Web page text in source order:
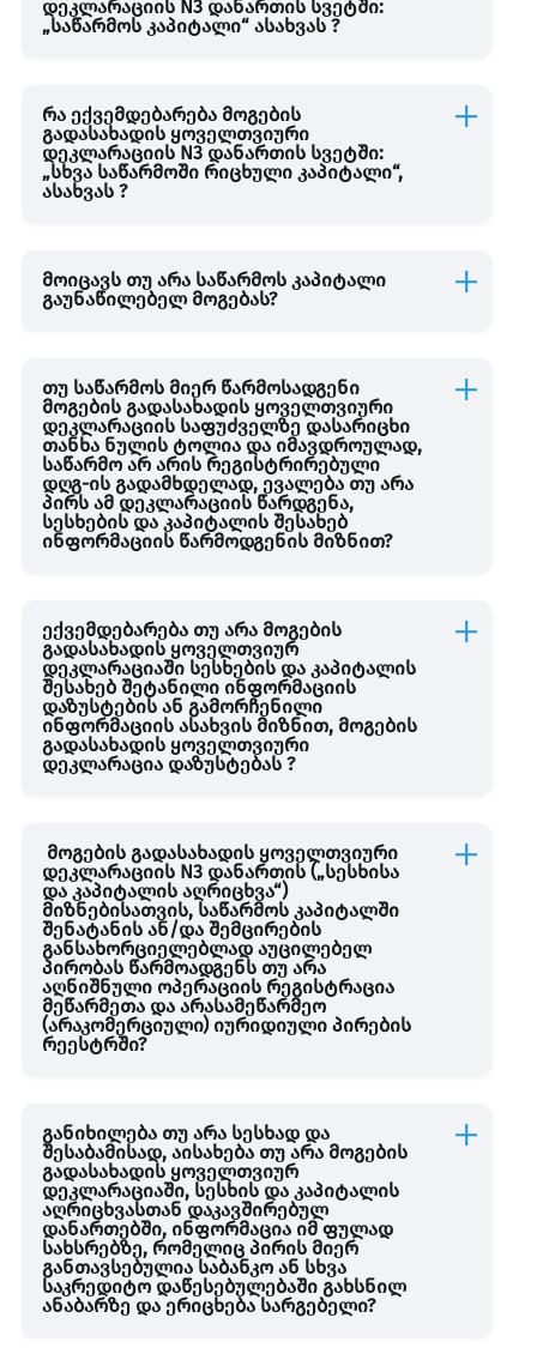
სავარაუდო დარიცხვა
ორგანიზაციაში დაქირავებით მუშაობა
შემოსავლის დაბეგვრა გადახდის წყაროსთან
სესხის და კაპიტალის აღრიცხვა
სუბიექტების
საგადასახადო ანგარიშ-ფაქტურa
დეკლარაციის N3 დანართის სვეტში:
„საწარმოს კაპიტალი“ ასახვას ?
რა ექვემდებარება მოგების
გადასახადის ყოველთვიური
დეკლარაციის N3 დანართის სვეტში:
„სხვა საწარმოში რიცხული კაპიტალი“,
ასახვას ?
მოიცავს თუ არა საწარმოს კაპიტალი
გაუნაწილებელ მოგებას?
თუ საწარმოს მიერ წარმოსადგენი
მოგების გადასახადის ყოველთვიური
დეკლარაციის საფუძველზე დასარიცხი
თანხა ნულის ტოლია და იმავდროულად,
საწარმო არ არის რეგისტრირებული
დღგ-ის გადამხდელად, ევალება თუ არა
პირს ამ დეკლარაციის წარდგენა,
სესხების და კაპიტალის შესახებ
ინფორმაციის წარმოდგენის მიზნით?
ექვემდებარება თუ არა მოგების
გადასახადის ყოველთვიურ
დეკლარაციაში სესხების და კაპიტალის
შესახებ შეტანილი ინფორმაციის
დაზუსტების ან გამორჩენილი
ინფორმაციის ასახვის მიზნით, მოგების
გადასახადის ყოველთვიური
დეკლარაცია დაზუსტებას ?
მოგების გადასახადის ყოველთვიური
დეკლარაციის N3 დანართის („სესხისა
და კაპიტალის აღრიცხვა“)
მიზნებისათვის, საწარმოს კაპიტალში
შენატანის ან/და შემცირების
განსახორციელებლად აუცილებელ
პირობას წარმოადგენს თუ არა
აღნიშნული ოპერაციის რეგისტრაცია
მეწარმეთა და არასამეწარმეო
(არაკომერციული) იურიდიული პირების
რეესტრში?
განიხილება თუ არა სესხად და
შესაბამისად, აისახება თუ არა მოგების
გადასახადის ყოველთვიურ
დეკლარაციაში, სესხის და კაპიტალის
აღრიცხვასთან დაკავშირებულ
დანართებში, ინფორმაცია იმ ფულად
სახსრებზე, რომელიც პირის მიერ
განთავსებულია საბანკო ან სხვა
საკრედიტო დაწესებულებაში გახსნილ
ანაბარზე და ერიცხება სარგებელი?